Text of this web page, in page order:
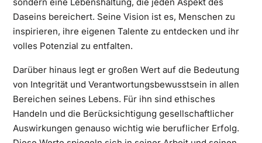
Daseins bereichert. Seine Vision ist es, Menschen zu
inspirieren, ihre eigenen Talente zu entdecken und ihr
volles Potenzial zu entfalten.
Darüber hinaus legt er großen Wert auf die Bedeutung
von Integrität und Verantwortungsbewusstsein in allen
Bereichen seines Lebens. Für ihn sind ethisches
Handeln und die Berücksichtigung gesellschaftlicher
Auswirkungen genauso wichtig wie beruflicher Erfolg.